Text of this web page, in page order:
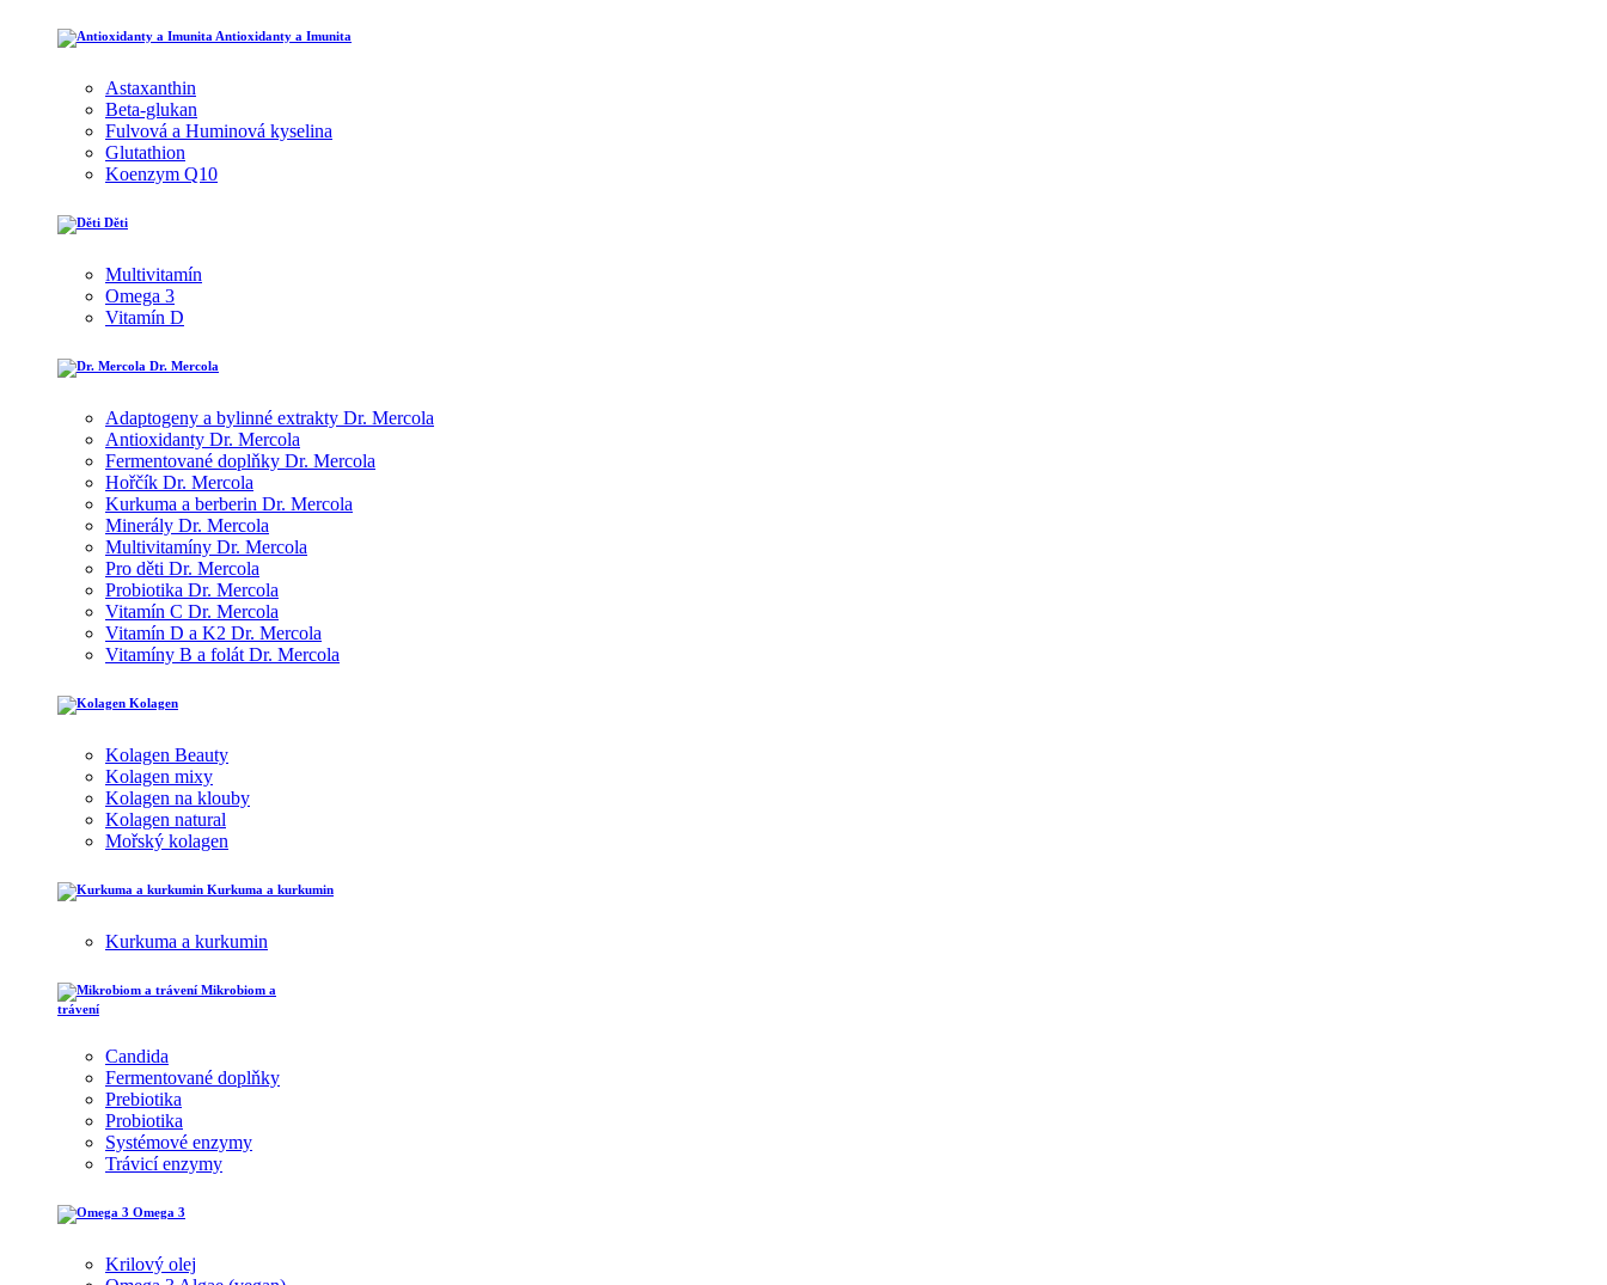
Antioxidanty a Imunita
Astaxanthin
Beta-glukan
Fulvová a Huminová kyselina
Glutathion
Koenzym Q10
Děti
Multivitamín
Omega 3
Vitamín D
Dr. Mercola
Adaptogeny a bylinné extrakty Dr. Mercola
Antioxidanty Dr. Mercola
Fermentované doplňky Dr. Mercola
Hořčík Dr. Mercola
Kurkuma a berberin Dr. Mercola
Minerály Dr. Mercola
Multivitamíny Dr. Mercola
Pro děti Dr. Mercola
Probiotika Dr. Mercola
Vitamín C Dr. Mercola
Vitamín D a K2 Dr. Mercola
Vitamíny B a folát Dr. Mercola
Kolagen
Kolagen Beauty
Kolagen mixy
Kolagen na klouby
Kolagen natural
Mořský kolagen
Kurkuma a kurkumin
Kurkuma a kurkumin
Mikrobiom a
trávení
Candida
Fermentované doplňky
Prebiotika
Probiotika
Systémové enzymy
Trávicí enzymy
Omega 3
Krilový olej